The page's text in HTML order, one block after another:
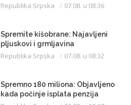
Republika Srpska 07.08. u 08:36
Spremite kišobrane: Najavljeni
pljuskovi i grmljavina
Republika Srpska 07.08. u 08:32
Spremno 180 miliona: Objavljeno
kada počinje isplata penzija